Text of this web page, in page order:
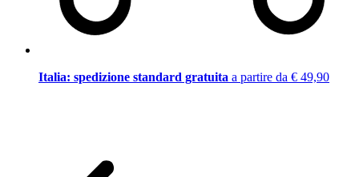
Italia: spedizione standard gratuita a partire da € 49,90